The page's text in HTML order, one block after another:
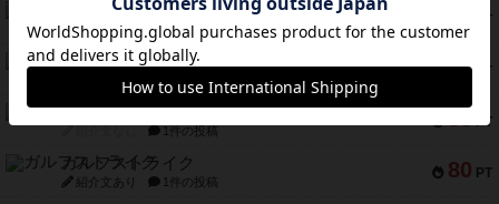
PT
ジャンヌ・ダルク-オルレアン ドロー＆ライト
紹介文なし 5件の投稿
94 PT
ファースト・イン・フライト
紹介文あり 3件の投稿
PT
ダイススローン
1件の投稿
80 PT
ガルフストライク
紹介文あり 1件の投稿